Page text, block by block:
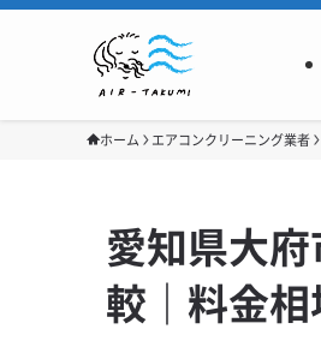
ホーム エアコンクリーニング業者
愛知県大
較｜料金